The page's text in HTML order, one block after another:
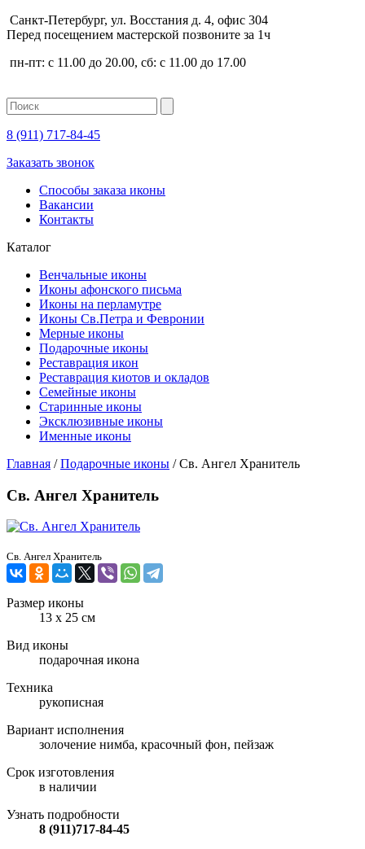
Санкт-Петербург, ул. Восстания д. 4, офис 304
Перед посещением мастерской позвоните за 1ч
пн-пт: с 11.00 до 20.00, сб: с 11.00 до 17.00
8 (911) 717-84-45
Заказать звонок
Способы заказа иконы
Вакансии
Контакты
Каталог
Венчальные иконы
Иконы афонского письма
Иконы на перламутре
Иконы Св.Петра и Февронии
Мерные иконы
Подарочные иконы
Реставрация икон
Реставрация киотов и окладов
Семейные иконы
Старинные иконы
Эксклюзивные иконы
Именные иконы
Главная /Подарочные иконы /Св. Ангел Хранитель
Св. Ангел Хранитель
Св. Ангел Хранитель
Размер иконы
13 х 25 см
Вид иконы
подарочная икона
Техника
рукописная
Вариант исполнения
золочение нимба, красочный фон, пейзаж
Срок изготовления
в наличии
Узнать подробности
8 (911)717-84-45